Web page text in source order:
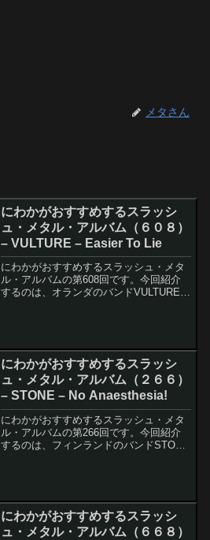
メタさん
にわかがおすすめするスラッシ
ュ・メタル・アルバム（６０８）
– VULTURE – Easier To Lie
にわかがおすすめするスラッシュ・メタ
ル・アルバムの第608回です。今回紹介
するのは、オランダのバンドVULTUREの
にわかがおすすめするスラッシ
ュ・メタル・アルバム（２６６）
– STONE – No Anaesthesia!
にわかがおすすめするスラッシュ・メタ
ル・アルバムの第266回です。今回紹介
するのは、フィンランドのバンドSTONE
にわかがおすすめするスラッシ
ュ・メタル・アルバム（６６８）